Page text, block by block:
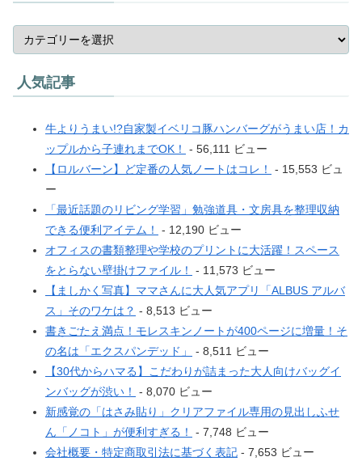
人気記事
牛よりうまい!?自家製イベリコ豚ハンバーグがうまい店！カ
ップルから子連れまでOK！
- 56,111 ビュー
【ロルバーン】ど定番の人気ノートはコレ！
- 15,553 ビュ
ー
「最近話題のリビング学習」勉強道具・文房具を整理収納
できる便利アイテム！
- 12,190 ビュー
オフィスの書類整理や学校のプリントに大活躍！スペース
をとらない壁掛けファイル！
- 11,573 ビュー
【ましかく写真】ママさんに大人気アプリ「ALBUS アルバ
ス」そのワケは？ - 8,513 ビュー
書きごたえ満点！モレスキンノートが400ページに増量！そ
の名は「エクスパンデッド」
- 8,511 ビュー
【30代からハマる】こだわりが詰まった大人向けバッグイ
ンバッグが渋い！
- 8,070 ビュー
新感覚の「はさみ貼り」クリアファイル専用の見出しふせ
ん「ノコト」が便利すぎる！
- 7,748 ビュー
会社概要・特定商取引法に基づく表記 - 7,653 ビュー